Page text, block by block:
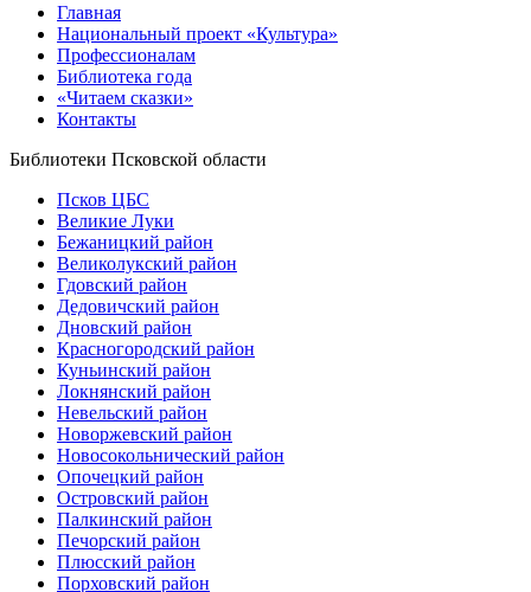
Главная
Национальный проект «Культура»
Профессионалам
Библиотека года
«Читаем сказки»
Контакты
Библиотеки Псковской области
Псков ЦБС
Великие Луки
Бежаницкий район
Великолукский район
Гдовский район
Дедовичский район
Дновский район
Красногородский район
Куньинский район
Локнянский район
Невельский район
Новоржевский район
Новосокольнический район
Опочецкий район
Островский район
Палкинский район
Печорский район
Плюсский район
Порховский район